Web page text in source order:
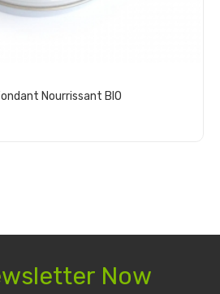
Nourrissant BIO
Now